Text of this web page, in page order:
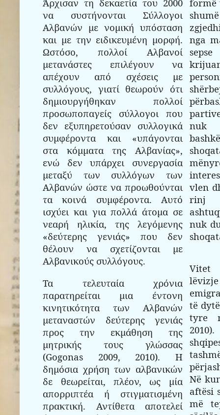
Άρχισαν τη δεκαετία του 2000
να συστήνονται Σύλλογοι
Αλβανών με νομική υπόσταση
και με την ειδικευμένη μορφή.
Ωστόσο, πολλοί Αλβανοί
μετανάστες επιλέγουν να
απέχουν από σχέσεις με
συλλόγους, γιατί θεωρούν ότι
δημιουργήθηκαν πολλοί
προσωποπαγείς σύλλογοι που
δεν εξυπηρετούσαν συλλογικά
συμφέροντα και «υπάγονται
στα κόμματα της Αλβανίας»,
ενώ δεν υπάρχει συνεργασία
μεταξύ των συλλόγων των
Αλβανών ώστε να προωθούνται
τα κοινά συμφέροντα. Αυτό
ισχύει και για πολλά άτομα σε
νεαρή ηλικία, της λεγόμενης
«δεύτερης γενιάς» που δεν
θέλουν να σχετίζονται με
Αλβανικούς συλλόγους.
Τα τελευταία χρόνια
παρατηρείται μια έντονη
κινητικότητα των Αλβανών
μεταναστών δεύτερης γενιάς
προς την εκμάθηση της
μητρικής τους γλώσσας
(Gogonas 2009, 2010). Η
δημόσια χρήση των αλβανικών
δε θεωρείται, πλέον, ως μία
απορριπτέα ή στιγματισμένη
πρακτική. Αντίθετα αποτελεί
formë
nga
nuk
vlen
rinj
nuk
Vitet
të
tyre
Në
aftësi
më